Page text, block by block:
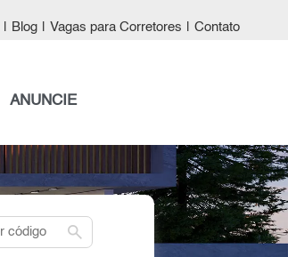
Blog Vagas para Corretores Contato
ANUNCIE
search